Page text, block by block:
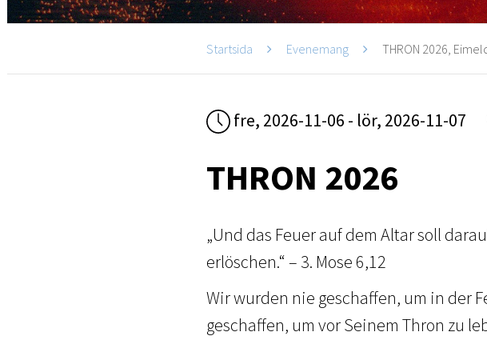
Startsida Evenemang THRON 2026,
fre, 2026-11-06 - lör, 2026-11-07
THRON 2026
„Und das Feuer auf dem Altar soll
erlöschen.“ – 3. Mose 6,12
Wir wurden nie geschaffen, um in der
geschaffen, um vor Seinem Thron zu